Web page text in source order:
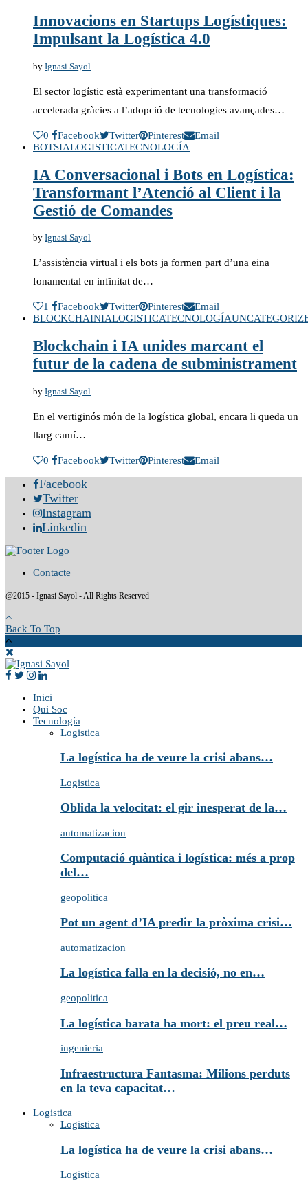
Innovacions en Startups Logístiques:
Impulsant la Logística 4.0
by Ignasi Sayol
El sector logístic està experimentant una transformació
accelerada gràcies a l’adopció de tecnologies avançades…
0 Facebook Twitter Pinterest
Email
BOTSIALOGISTICATECNOLOGÍA
IA Conversacional i Bots en Logística:
Transformant l’Atenció al Client i la
Gestió de Comandes
by Ignasi Sayol
L’assistència virtual i els bots ja formen part d’una eina
fonamental en infinitat de…
1 Facebook Twitter Pinterest
Email
BLOCKCHAINIALOGISTICATECNOLOGÍA
Blockchain i IA unides marcant el
futur de la cadena de subministrament
by Ignasi Sayol
En el vertiginós món de la logística global, encara li queda un
llarg camí…
0 Facebook Twitter Pinterest Email
Facebook
Twitter
Instagram
Linkedin
Contacte
@2015 - Ignasi Sayol - All Rights Reserved
Back To Top
Inici
Qui Soc
Tecnología
Logistica
La logística ha de veure la crisi abans…
Logistica
Oblida la velocitat: el gir inesperat de la…
automatizacion
Computació quàntica i logística: més a prop
del…
geopolitica
Pot un agent d’IA predir la pròxima crisi…
automatizacion
La logística falla en la decisió, no en…
geopolitica
La logística barata ha mort: el preu real…
ingenieria
Infraestructura Fantasma: Milions perduts
en la teva capacitat…
Logistica
Logistica
La logística ha de veure la crisi abans…
Logistica